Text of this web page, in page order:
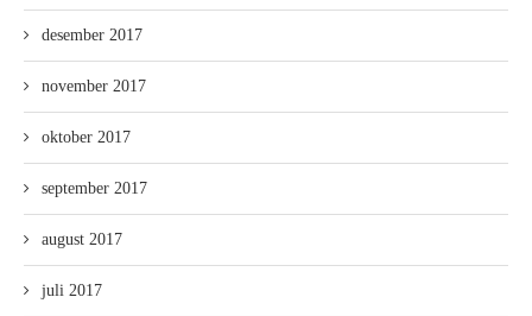
desember 2017
november 2017
oktober 2017
september 2017
august 2017
juli 2017